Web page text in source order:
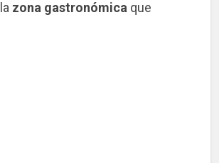
zona gastronómica que